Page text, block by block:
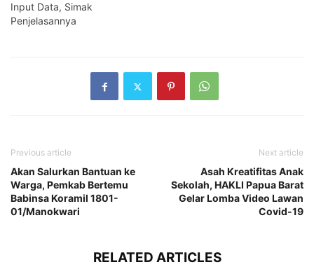
Input Data, Simak
Penjelasannya
Previous article
Akan Salurkan Bantuan ke
Warga, Pemkab Bertemu
Babinsa Koramil 1801-
01/Manokwari
Next article
Asah Kreatifitas Anak
Sekolah, HAKLI Papua Barat
Gelar Lomba Video Lawan
Covid-19
RELATED ARTICLES